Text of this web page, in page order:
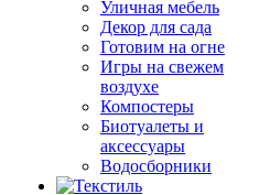
Уличная мебель
Декор для сада
Готовим на огне
Игры на свежем
воздухе
Компостеры
Биотуалеты и
аксессуары
Водосборники